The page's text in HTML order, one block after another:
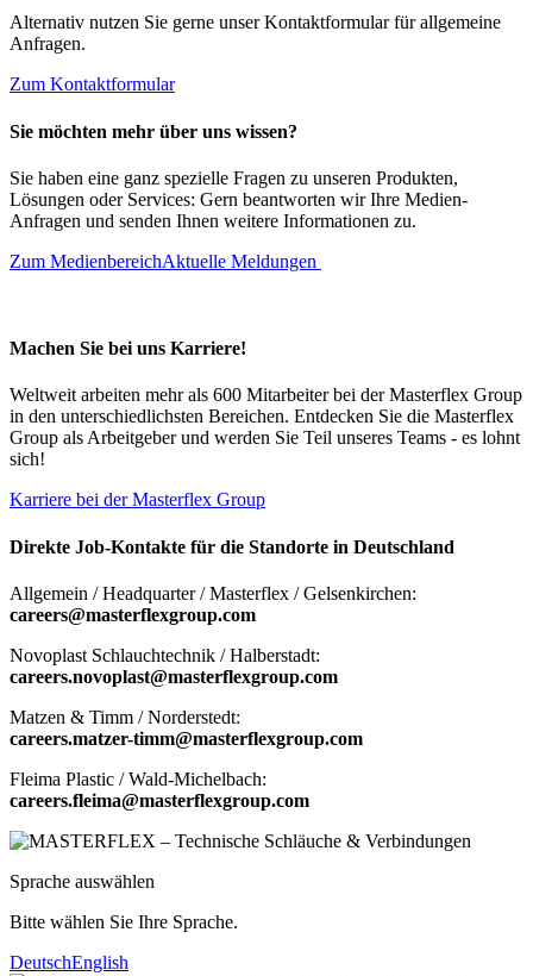
Alternativ nutzen Sie gerne unser Kontaktformular für allgemeine
Anfragen.
Zum Kontaktformular
Sie möchten mehr über uns wissen?
Sie haben eine ganz spezielle Fragen zu unseren Produkten,
Lösungen oder Services: Gern beantworten wir Ihre Medien-
Anfragen und senden Ihnen weitere Informationen zu.
Zum MedienbereichAktuelle Meldungen
Machen Sie bei uns Karriere!
Weltweit arbeiten mehr als 600 Mitarbeiter bei der Masterflex Group
in den unterschiedlichsten Bereichen. Entdecken Sie die Masterflex
Group als Arbeitgeber und werden Sie Teil unseres Teams - es lohnt
sich!
Karriere bei der Masterflex Group
Direkte Job-Kontakte für die Standorte in Deutschland
Allgemein / Headquarter / Masterflex / Gelsenkirchen:
careers@masterflexgroup.com
Novoplast Schlauchtechnik / Halberstadt:
careers.novoplast@masterflexgroup.com
Matzen & Timm / Norderstedt:
careers.matzer-timm@masterflexgroup.com
Fleima Plastic / Wald-Michelbach:
careers.fleima@masterflexgroup.com
Sprache auswählen
Bitte wählen Sie Ihre Sprache.
DeutschEnglish